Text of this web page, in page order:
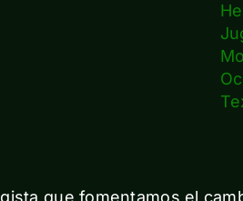
que fomentamos el